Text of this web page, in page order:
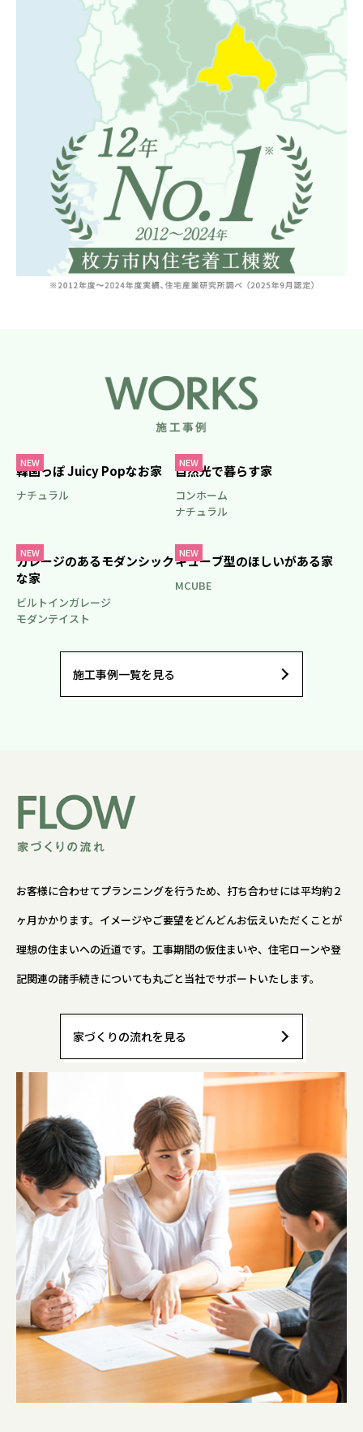
NEW
韓国っぽ Juicy Popなお家
ナチュラル
NEW
自然光で暮らす家
コンホーム
ナチュラル
NEW
ガレージのあるモダンシック
な家
ビルトインガレージ
モダンテイスト
NEW
キューブ型のほしいがある家
MCUBE
施工事例一覧を見る
お客様に合わせてプランニングを行うため、打ち合わせには平均約２
ヶ月かかります。イメージやご要望をどんどんお伝えいただくことが
理想の住まいへの近道です。工事期間の仮住まいや、住宅ローンや登
記関連の諸手続きについても丸ごと当社でサポートいたします。
家づくりの流れを見る